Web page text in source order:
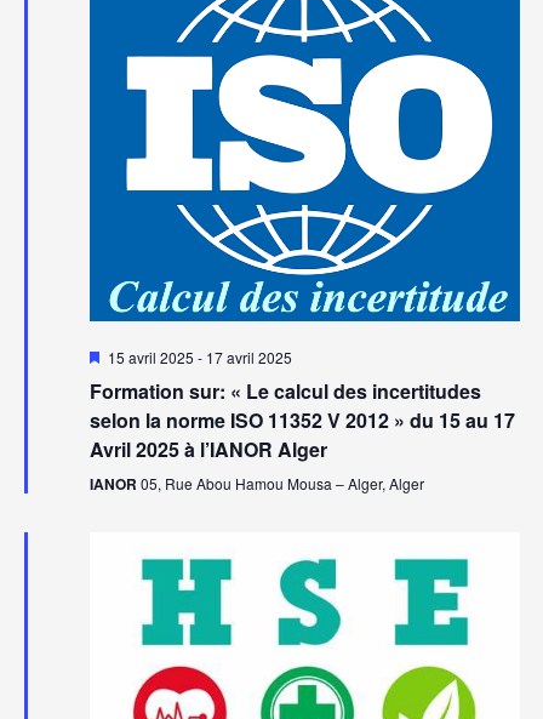
Mis
avant
15 avril 2025 - 17 avril 2025
Formation sur: « Le calcul des incertitudes
selon la norme ISO 11352 V 2012 » du 15 au 17
Avril 2025 à l’IANOR Alger
IANOR 05, Rue Abou Hamou Mousa – Alger, Alger